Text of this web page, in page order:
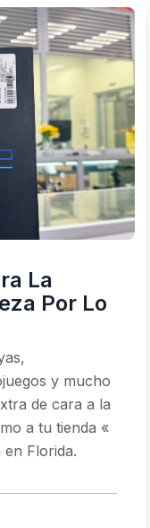
La
Por Lo
y mucho
de cara a la
a tu tienda «
Florida.